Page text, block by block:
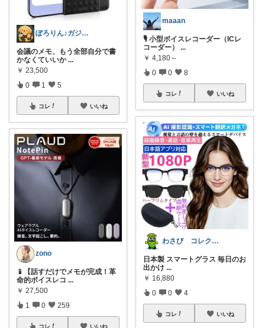
ぽろりん♪ガジェット犬⭐︎
会議のメモ、もう全部自分で書
かなくていいか ...
￥ 23,500
0 1 5
コレ いいね
zono
📱【話すだけでメモが完成！革
命的ボイスレコ ...
￥ 27,500
1 0 259
コレ いいね
maaan
🎙 小型ボイスレコーダー（ICレ
コーダー）
...
￥ 4,180～
0 0 8
コレ いいね
わさび コレクションもご利用ください
日本製 スマートグラス 毎日のお
出かけ ...
￥ 16,880
0 0 4
コレ いいね